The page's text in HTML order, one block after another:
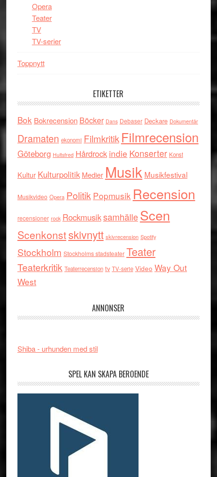
Opera
Teater
TV
TV-serier
Toppnytt
ETIKETTER
Bok Bokrecension Böcker Dans Debaser Deckare Dokumentär
Dramaten ekonomi Filmkritik Filmrecension
Göteborg Hultsfred Hårdrock indie Konserter Konst
Kultur Kulturpolitik Medier Musik Musikfestival
Musikvideo Opera Politik Popmusik Recension
recensioner rock RockmusiksamhälleScen
Scenkonstskivnytt skivrecension Spotify
Stockholm Stockholms stadsteater Teater
Teaterkritik Teaterrecension tv TV-serie Video Way Out
West
ANNONSER
Shiba - urhunden med stil
SPEL KAN SKAPA BEROENDE